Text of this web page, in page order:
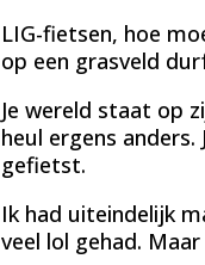
LIG-fietsen, hoe
op een grasveld
Je wereld staat op
heul ergens
gefietst.
Ik had uiteindelijk
veel lol gehad. Maar